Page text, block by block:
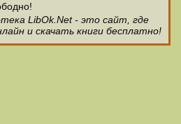
LibOk.Net - это сайт, где
и скачать книги бесплатно!